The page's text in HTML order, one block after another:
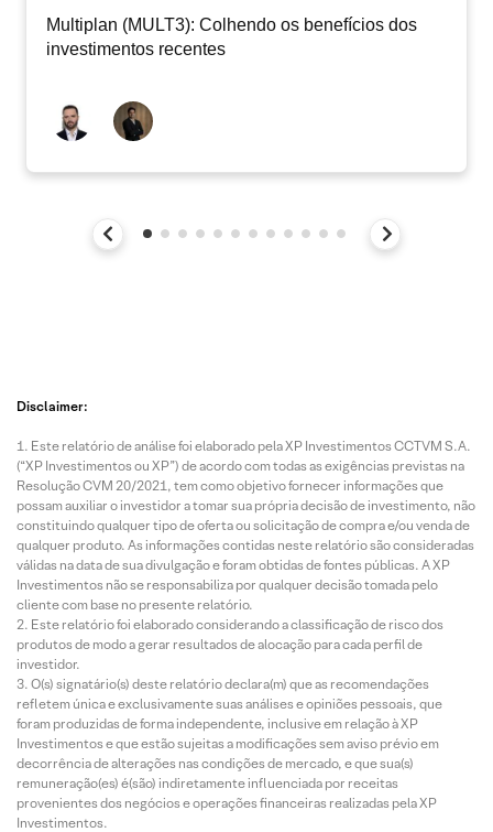
Multiplan (MULT3): Colhendo os benefícios dos
investimentos recentes
Disclaimer:
Este relatório de análise foi elaborado pela XP Investimentos CCTVM S.A.
(“XP Investimentos ou XP”) de acordo com todas as exigências previstas na
Resolução CVM 20/2021, tem como objetivo fornecer informações que
possam auxiliar o investidor a tomar sua própria decisão de investimento, não
constituindo qualquer tipo de oferta ou solicitação de compra e/ou venda de
qualquer produto. As informações contidas neste relatório são consideradas
válidas na data de sua divulgação e foram obtidas de fontes públicas. A XP
Investimentos não se responsabiliza por qualquer decisão tomada pelo
cliente com base no presente relatório.
Este relatório foi elaborado considerando a classificação de risco dos
produtos de modo a gerar resultados de alocação para cada perfil de
investidor.
O(s) signatário(s) deste relatório declara(m) que as recomendações
refletem única e exclusivamente suas análises e opiniões pessoais, que
foram produzidas de forma independente, inclusive em relação à XP
Investimentos e que estão sujeitas a modificações sem aviso prévio em
decorrência de alterações nas condições de mercado, e que sua(s)
remuneração(es) é(são) indiretamente influenciada por receitas
provenientes dos negócios e operações financeiras realizadas pela XP
Investimentos.